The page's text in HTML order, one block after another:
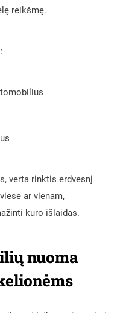
reikšmę.
verta rinktis erdvesnį
ar vienam,
kuro išlaidas.
nuoma